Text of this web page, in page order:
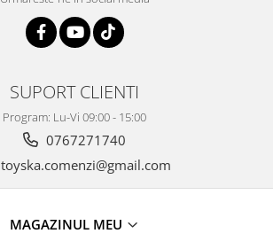
SUPORT CLIENTI
Program: Lu-Vi 09:00 - 15:00
0767271740
toyska.comenzi@gmail.com
MAGAZINUL MEU